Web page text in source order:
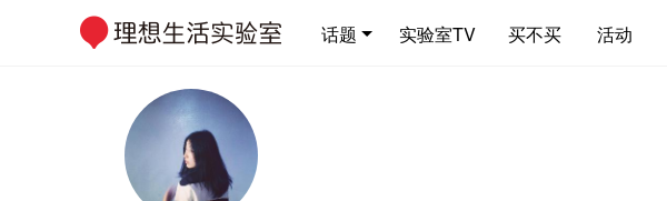
话题 实验室TV 买不买 活动